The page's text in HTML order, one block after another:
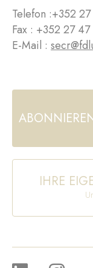
Telefon :+352
Fax : +352 27
E-Mail :
IHRE